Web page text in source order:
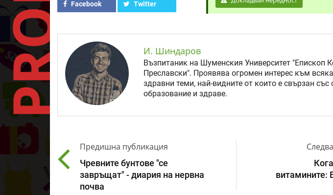
Facebook Twitter
И. Шиндаров
Възпитаник на Шуменския Университет "Епископ
Преславски". Проявява огромен интерес към
здравни теми, най-видните от които е свързан със
образование и здраве.
Предишна публикация
Чревните бунтове "се
завръщат" - диария на нервна
почва
витамините: